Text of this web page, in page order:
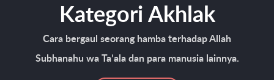
Kategori Akhlak
Cara bergaul seorang hamba terhadap Allah
Subhanahu wa Ta’ala dan para manusia lainnya.